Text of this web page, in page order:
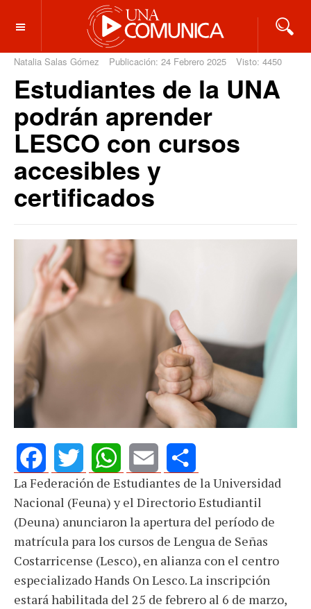
OFF CANVAS
Natalia Salas Gómez Publicación: 24 Febrero 2025 Visto: 4450
Estudiantes de la UNA
podrán aprender
LESCO con cursos
accesibles y
certificados
FacebookTwitterWhatsApp
Email Share
La Federación de Estudiantes de la Universidad
Nacional (Feuna) y el Directorio Estudiantil
(Deuna) anunciaron la apertura del período de
matrícula para los cursos de Lengua de Señas
Costarricense (Lesco), en alianza con el centro
especializado Hands On Lesco. La inscripción
estará habilitada del 25 de febrero al 6 de marzo,